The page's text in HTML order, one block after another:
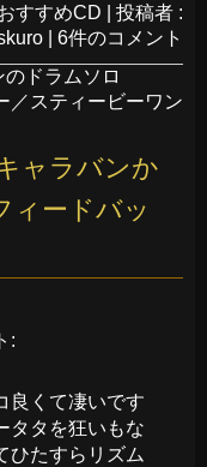
すすめCD
投稿者 :
6件のコメント
ドラムソロ
／スティービーワン
ャラバンか
ィードバッ
:
良くて凄いです
タタを狂いもな
ひたすらリズム